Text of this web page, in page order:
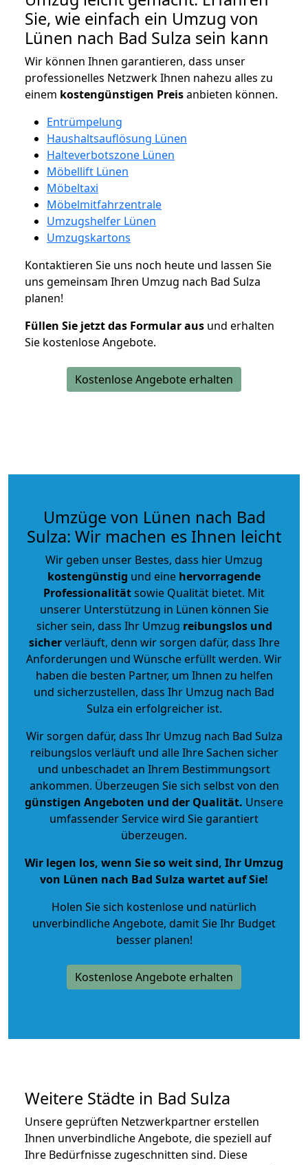
Sie, wie einfach ein Umzug von
Lünen nach Bad Sulza sein kann
Wir können Ihnen garantieren, dass unser
professionelles Netzwerk Ihnen nahezu alles zu
einem kostengünstigen Preisanbieten können.
Entrümpelung
Haushaltsauflösung Lünen
Halteverbotszone Lünen
Möbellift Lünen
Möbeltaxi
Möbelmitfahrzentrale
Umzugshelfer Lünen
Umzugskartons
Kontaktieren Sie uns noch heute und lassen Sie
uns gemeinsam Ihren Umzug nach Bad Sulza
planen!
Füllen Sie jetzt das Formular aus und erhalten
Sie kostenlose Angebote.
Kostenlose Angebote erhalten
Umzüge von Lünen nach Bad
Sulza: Wir machen es Ihnen leicht
Wir geben unser Bestes, dass hier Umzug
kostengünstig und eine hervorragende
Professionalitätsowie Qualität bietet. Mit
unserer Unterstützung in Lünen können Sie
sicher sein, dass Ihr Umzug reibungslos und
sicherverläuft, denn wir sorgen dafür, dass Ihre
Anforderungen und Wünsche erfüllt werden. Wir
haben die besten Partner, um Ihnen zu helfen
und sicherzustellen, dass Ihr Umzug nach Bad
Sulza ein erfolgreicher ist.
Wir sorgen dafür, dass Ihr Umzug nach Bad Sulza
reibungslos verläuft und alle Ihre Sachen sicher
und unbeschadet an Ihrem Bestimmungsort
ankommen. Überzeugen Sie sich selbst von den
günstigen Angeboten und der Qualität. Unsere
umfassender Service wird Sie garantiert
überzeugen.
Wir legen los, wenn Sie so weit sind, Ihr Umzug
von Lünen nach Bad Sulza wartet auf Sie!
Holen Sie sich kostenlose und natürlich
unverbindliche Angebote, damit Sie Ihr Budget
besser planen!
Kostenlose Angebote erhalten
Weitere Städte in Bad Sulza
Unsere geprüften Netzwerkpartner erstellen
Ihnen unverbindliche Angebote, die speziell auf
Ihre Bedürfnisse zugeschnitten sind. Diese